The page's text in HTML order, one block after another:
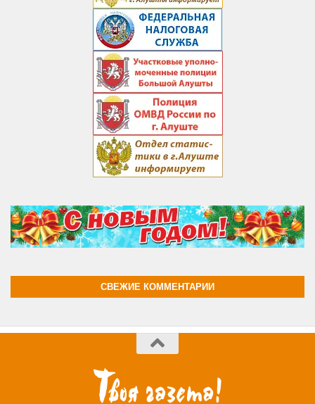
СВЕЖИЕ КОММЕНТАРИИ